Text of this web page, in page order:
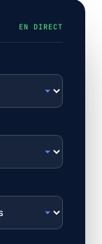
EN DIRECT